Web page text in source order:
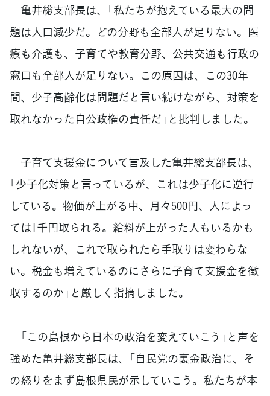
亀井総支部長は、「私たちが抱えている最大の問
題は人口減少だ。どの分野も全部人が足りない。医
療も介護も、子育てや教育分野、公共交通も行政の
窓口も全部人が足りない。この原因は、この30年
間、少子高齢化は問題だと言い続けながら、対策を
取れなかった自公政権の責任だ」と批判しました。
子育て支援金について言及した亀井総支部長は、
「少子化対策と言っているが、これは少子化に逆行
している。物価が上がる中、月々500円、人によっ
ては1千円取られる。給料が上がった人もいるかも
しれないが、これで取られたら手取りは変わらな
い。税金も増えているのにさらに子育て支援金を徴
収するのか」と厳しく指摘しました。
「この島根から日本の政治を変えていこう」と声を
強めた亀井総支部長は、「自民党の裏金政治に、そ
の怒りをまず島根県民が示していこう。私たちが本